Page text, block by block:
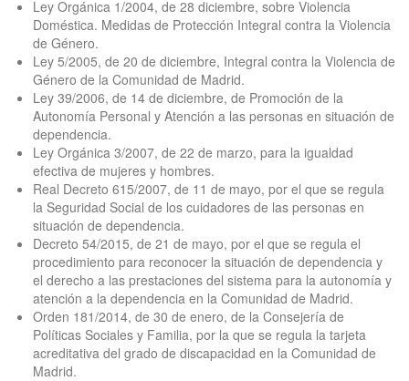
Ley Orgánica 1/2004, de 28 diciembre, sobre Violencia
Doméstica. Medidas de Protección Integral contra la Violencia
de Género.
Ley 5/2005, de 20 de diciembre, Integral contra la Violencia de
Género de la Comunidad de Madrid.
Ley 39/2006, de 14 de diciembre, de Promoción de la
Autonomía Personal y Atención a las personas en situación de
dependencia.
Ley Orgánica 3/2007, de 22 de marzo, para la igualdad
efectiva de mujeres y hombres.
Real Decreto 615/2007, de 11 de mayo, por el que se regula
la Seguridad Social de los cuidadores de las personas en
situación de dependencia.
Decreto 54/2015, de 21 de mayo, por el que se regula el
procedimiento para reconocer la situación de dependencia y
el derecho a las prestaciones del sistema para la autonomía y
atención a la dependencia en la Comunidad de Madrid.
Orden 181/2014, de 30 de enero, de la Consejería de
Políticas Sociales y Familia, por la que se regula la tarjeta
acreditativa del grado de discapacidad en la Comunidad de
Madrid.